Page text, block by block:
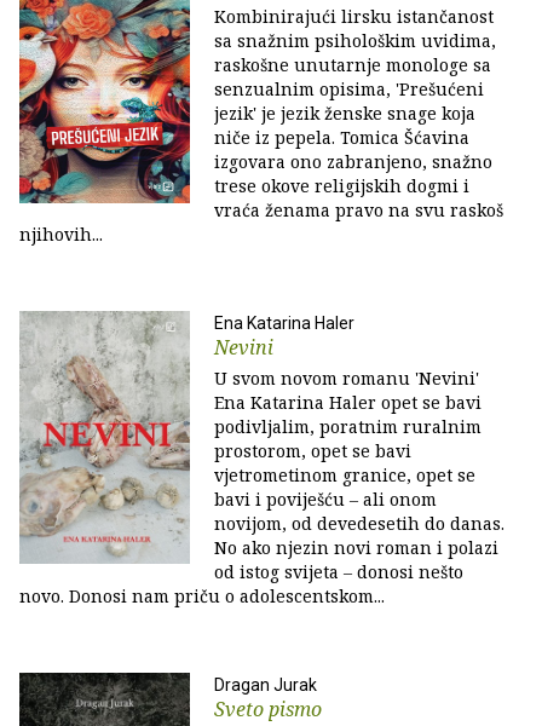
Kombinirajući lirsku istančanost
sa snažnim psihološkim uvidima,
raskošne unutarnje monologe sa
senzualnim opisima, 'Prešućeni
jezik' je jezik ženske snage koja
niče iz pepela. Tomica Šćavina
izgovara ono zabranjeno, snažno
trese okove religijskih dogmi i
vraća ženama pravo na svu raskoš
njihovih...
Ena Katarina Haler
Nevini
U svom novom romanu 'Nevini'
Ena Katarina Haler opet se bavi
podivljalim, poratnim ruralnim
prostorom, opet se bavi
vjetrometinom granice, opet se
bavi i poviješću ‒ ali onom
novijom, od devedesetih do danas.
No ako njezin novi roman i polazi
od istog svijeta ‒ donosi nešto
novo. Donosi nam priču o adolescentskom...
Dragan Jurak
Sveto pismo